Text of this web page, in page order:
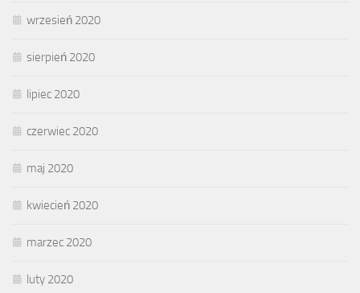
wrzesień 2020
sierpień 2020
lipiec 2020
czerwiec 2020
maj 2020
kwiecień 2020
marzec 2020
luty 2020